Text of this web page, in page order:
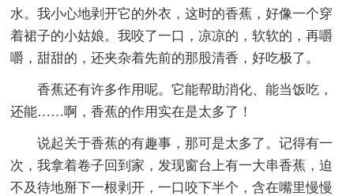
水。我小心地剥开它的外衣，这时的香蕉，好像一个穿
着裙子的小姑娘。我咬了一口，凉凉的，软软的，再嚼
嚼，甜甜的，还夹杂着先前的那股清香，好吃极了。
香蕉还有许多作用呢。它能帮助消化、能当饭吃，
还能……啊，香蕉的作用实在是太多了！
说起关于香蕉的有趣事，那可是太多了。记得有一
次，我拿着卷子回到家，发现窗台上有一大串香蕉，迫
不及待地掰下一根剥开，一口咬下半个，含在嘴里慢慢